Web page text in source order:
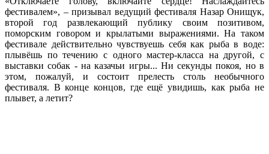
фестивалем», – призывал ведущий фестиваля Назар Онищук,
второй год развлекающий публику своим позитивом,
поморским говором и крылатыми выражениями. На таком
фестивале действительно чувствуешь себя как рыба в воде:
плывёшь по течению с одного мастер-класса на другой, с
выставки собак - на казачьи игры... Ни секунды покоя, но в
этом, пожалуй, и состоит прелесть столь необычного
фестиваля. В конце концов, где ещё увидишь, как рыба не
плывет, а летит?